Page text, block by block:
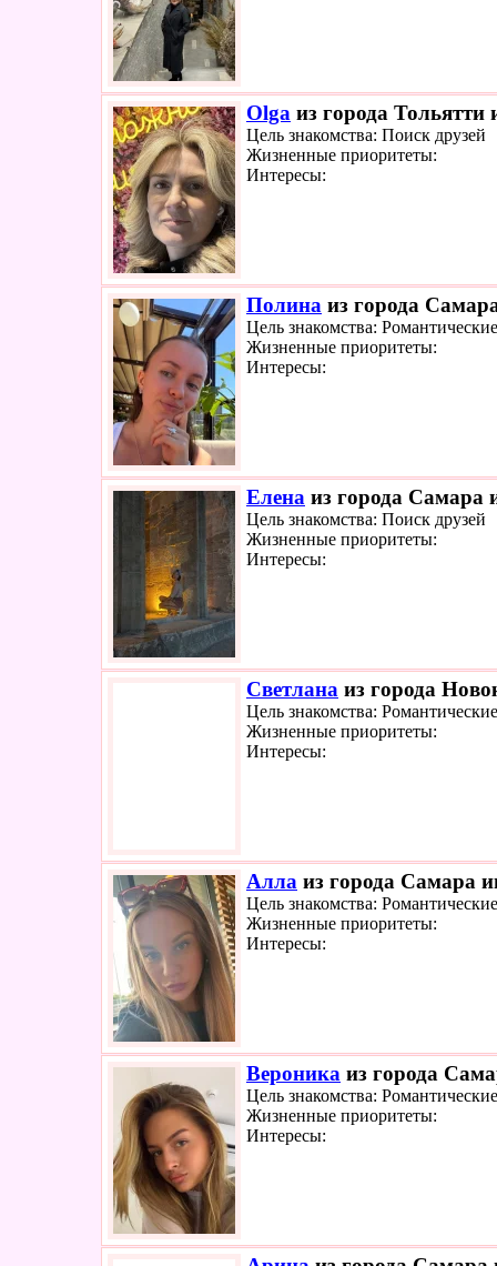
Olga из города Тольятти
Цель знакомства: Поиск друзей
Жизненные приоритеты:
Интересы:
Полина из города
Цель знакомства:
Жизненные приоритеты:
Интересы:
Елена из города Самара
Цель знакомства: Поиск друзей
Жизненные приоритеты:
Интересы:
Светлана из города
Цель знакомства:
Жизненные приоритеты:
Интересы:
Алла из города Самара
Цель знакомства:
Жизненные приоритеты:
Интересы:
Вероника из города
Цель знакомства:
Жизненные приоритеты:
Интересы: